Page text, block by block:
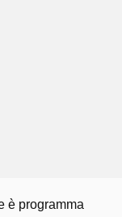
è programma